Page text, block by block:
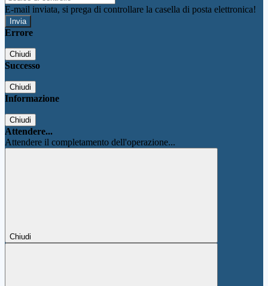
E-mail inviata, si prega di controllare la casella di posta elettronica!
Errore
Chiudi
Successo
Chiudi
Informazione
Chiudi
Attendere...
Attendere il completamento dell'operazione...
Chiudi